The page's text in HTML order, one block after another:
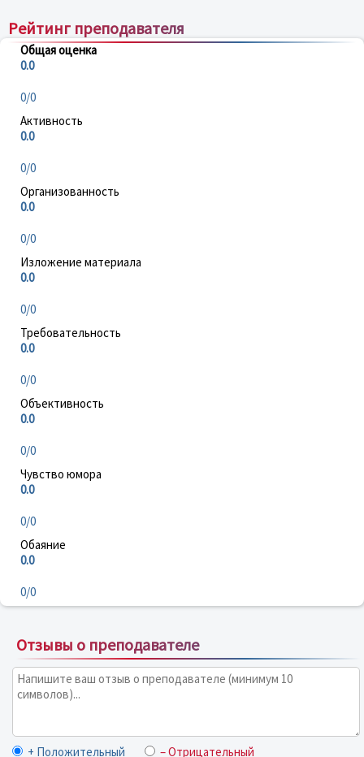
Рейтинг преподавателя
Общая оценка
0.0
0/0
Активность
0.0
0/0
Организованность
0.0
0/0
Изложение материала
0.0
0/0
Требовательность
0.0
0/0
Объективность
0.0
0/0
Чувство юмора
0.0
0/0
Обаяние
0.0
0/0
Отзывы о преподавателе
+ Положительный – Отрицательный